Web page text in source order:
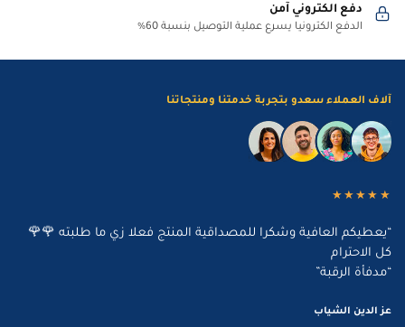
دفع الكتروني آمن
الدفع الكترونيا يسرع عملية التوصيل بنسبة 60%
آلاف العملاء سعدو بتجربة خدمتنا ومنتجاتنا
★★★★★
“يعطيكم العافية وشكرا للمصداقية المنتج فعلا زي ما طلبته 🌹🌹
كل الاحترام
“مدفأة الرقبة”
عز الدين الشياب